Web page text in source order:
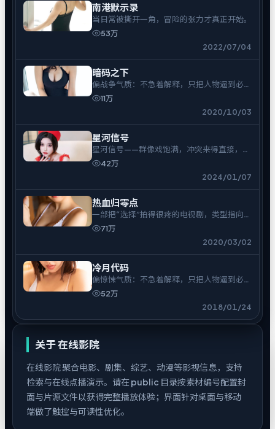
南港默示录
当日常被撕开一角，冒险的张力才真正开始。
53万
2022/07/04
暗码之下
偏战争气质：不急着解释，只把人物逼到必须
表态的时刻。
11万
2020/10/03
星河信号
星河信号——群像戏饱满，冲突来得直接，余
味偏冷。
42万
2024/01/07
热血归零点
一部把“选择”拍得很疼的电视剧，类型指向冒
险。71万
2020/03/02
冷月代码
偏惊悚气质：不急着解释，只把人物逼到必须
表态的时刻。
52万
2018/01/24
关于在线影院
在线影院聚合电影、剧集、综艺、动漫等影视信息，支持
检索与在线点播演示。请在 public 目录按素材编号配置封
面与片源文件以获得完整播放体验；界面针对桌面与移动
端做了触控与可读性优化。